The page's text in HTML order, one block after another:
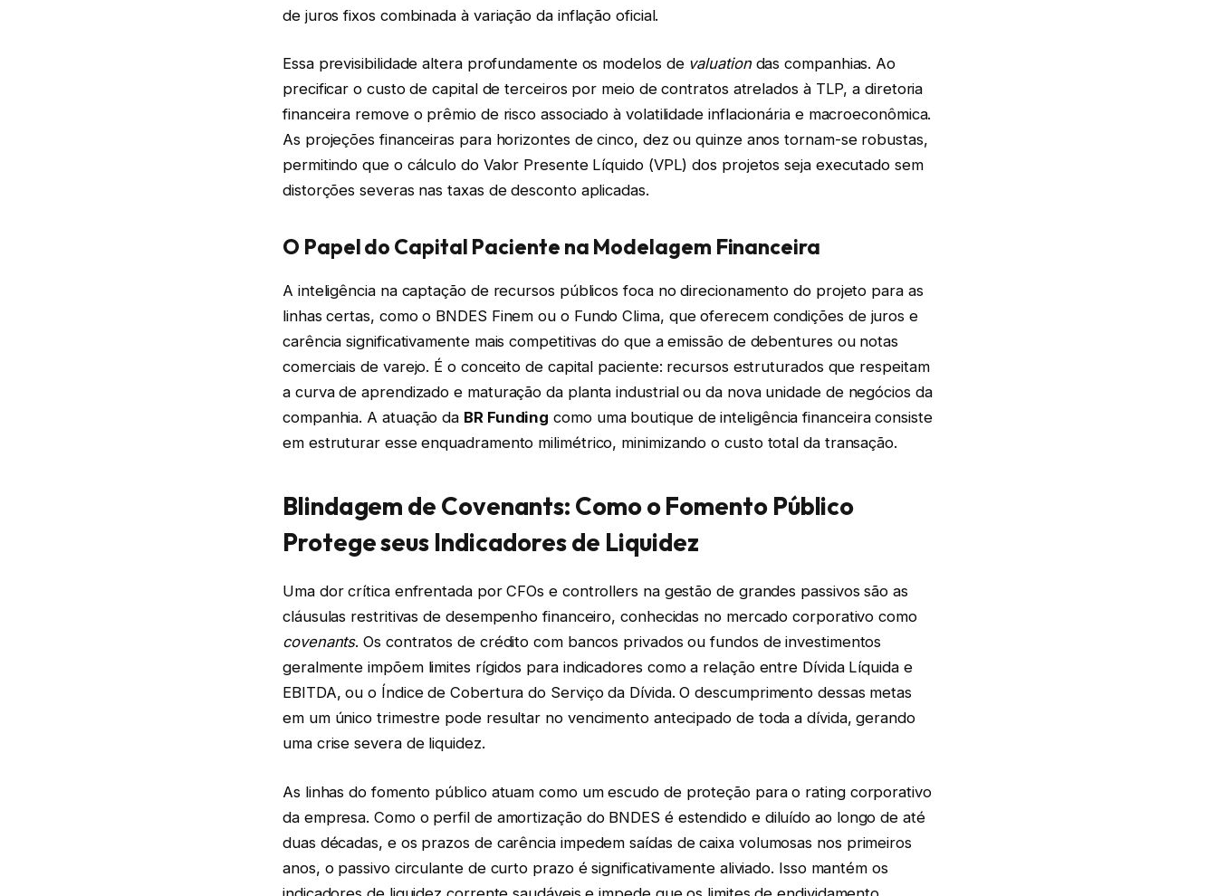
de juros fixos combinada à variação da inflação oficial.
Essa previsibilidade altera profundamente os modelos de valuationdas companhias. Ao
precificar o custo de capital de terceiros por meio de contratos atrelados à TLP, a diretoria
financeira remove o prêmio de risco associado à volatilidade inflacionária e macroeconômica.
As projeções financeiras para horizontes de cinco, dez ou quinze anos tornam-se robustas,
permitindo que o cálculo do Valor Presente Líquido (VPL) dos projetos seja executado sem
distorções severas nas taxas de desconto aplicadas.
O Papel do Capital Paciente na Modelagem Financeira
A inteligência na captação de recursos públicos foca no direcionamento do projeto para as
linhas certas, como o BNDES Finem ou o Fundo Clima, que oferecem condições de juros e
carência significativamente mais competitivas do que a emissão de debentures ou notas
comerciais de varejo. É o conceito de capital paciente: recursos estruturados que respeitam
a curva de aprendizado e maturação da planta industrial ou da nova unidade de negócios da
companhia. A atuação da BR Funding como uma boutique de inteligência financeira consiste
em estruturar esse enquadramento milimétrico, minimizando o custo total da transação.
Blindagem de Covenants: Como o Fomento Público
Protege seus Indicadores de Liquidez
Uma dor crítica enfrentada por CFOs e controllers na gestão de grandes passivos são as
cláusulas restritivas de desempenho financeiro, conhecidas no mercado corporativo como
covenants. Os contratos de crédito com bancos privados ou fundos de investimentos
geralmente impõem limites rígidos para indicadores como a relação entre Dívida Líquida e
EBITDA, ou o Índice de Cobertura do Serviço da Dívida. O descumprimento dessas metas
em um único trimestre pode resultar no vencimento antecipado de toda a dívida, gerando
uma crise severa de liquidez.
As linhas do fomento público atuam como um escudo de proteção para o rating corporativo
da empresa. Como o perfil de amortização do BNDES é estendido e diluído ao longo de até
duas décadas, e os prazos de carência impedem saídas de caixa volumosas nos primeiros
anos, o passivo circulante de curto prazo é significativamente aliviado. Isso mantém os